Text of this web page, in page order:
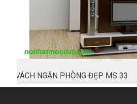
VÁCH NGĂN PHÒNG ĐẸP MS 33